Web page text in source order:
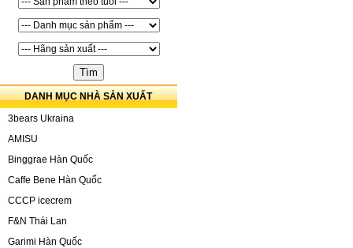
DANH MỤC NHÀ SẢN XUẤT
3bears Ukraina
AMISU
Binggrae Hàn Quốc
Caffe Bene Hàn Quốc
CCCP icecrem
F&N Thái Lan
Garimi Hàn Quốc